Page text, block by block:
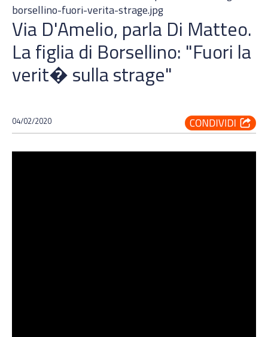
Via D'Amelio, parla Di Matteo.
La figlia di Borsellino: "Fuori la
verit� sulla strage"
04/02/2020